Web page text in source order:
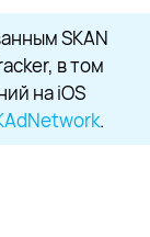
SKAN
в том
на iOS
.